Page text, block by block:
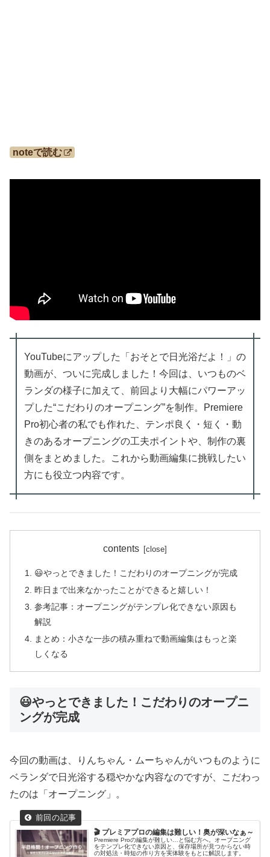
noteで読む
YouTubeにアップした「おそとで日光浴だよ！」の
動画が、ついに完成しました！今回は、いつものベ
ランダの様子に加えて、前回より大幅にパワーアッ
プした“こだわりのオープニング”を制作。Premiere
Pro初心者の私でも作れた、テンポ良く・短く・動
きのあるオープニングの工夫ポイントや、制作の裏
側をまとめました。これから動画編集に挑戦したい
方にも役立つ内容です。
contents
😃やっとできました！こだわりのオープニングが完成
昨日まで出来なかったことができると嬉しい！
参考記事：オープニングがテンプレ化できない原因も
解説
まとめ：小さな一歩の積み重ねで動画編集はもっと楽
しくなる
😃やっとできました！こだわりのオープニ
ングが完成
今回の動画は、りんちゃん・ムーちゃんがいつものように
ベランダで日光浴する穏やかな内容なのですが、こだわっ
たのは「オープニング」。
🎬 プレミアプロの編集は難しい！奥が深いなぁ～
Premiere Proの編集が難しい…と悩む方へ。オープニング
をテンプレ化できない原因と、保存場所が見つからない時
の対処法・時短の作り方を実体験をもとに解説します。